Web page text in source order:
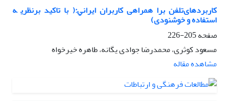
کاربردهایﺗﻠﻔﻦ ﺑﺮا همراهی ﻛﺎرﺑﺮان اﻳﺮاﻧﻲ:( ﺑﺎ تاکید ﺑﺮﻧﻈﺮﻳ ﻪ
استفاده و خوشنودی)
صفحه205-226
مسعود کوثری، محمدرضا جوادی یگانه، طاهره خیرخواه
مشاهده مقاله